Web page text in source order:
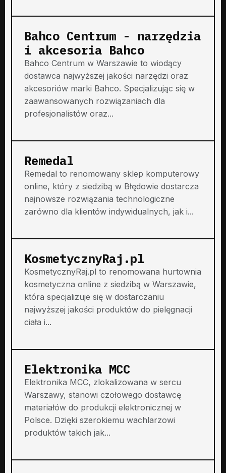
Bahco Centrum - narzędzia
i akcesoria Bahco
Bahco Centrum w Warszawie to wiodący
dostawca najwyższej jakości narzędzi oraz
akcesoriów marki Bahco. Specjalizując się w
zaawansowanych rozwiązaniach dla
profesjonalistów oraz...
Remedal
Remedal to renomowany sklep komputerowy
online, który z siedzibą w Błędowie dostarcza
najnowsze rozwiązania technologiczne
zarówno dla klientów indywidualnych, jak i...
KosmetycznyRaj.pl
KosmetycznyRaj.pl to renomowana hurtownia
kosmetyczna online z siedzibą w Warszawie,
która specjalizuje się w dostarczaniu
najwyższej jakości produktów do pielęgnacji
ciała i...
Elektronika MCC
Elektronika MCC, zlokalizowana w sercu
Warszawy, stanowi czołowego dostawcę
materiałów do produkcji elektronicznej w
Polsce. Dzięki szerokiemu wachlarzowi
produktów takich jak...